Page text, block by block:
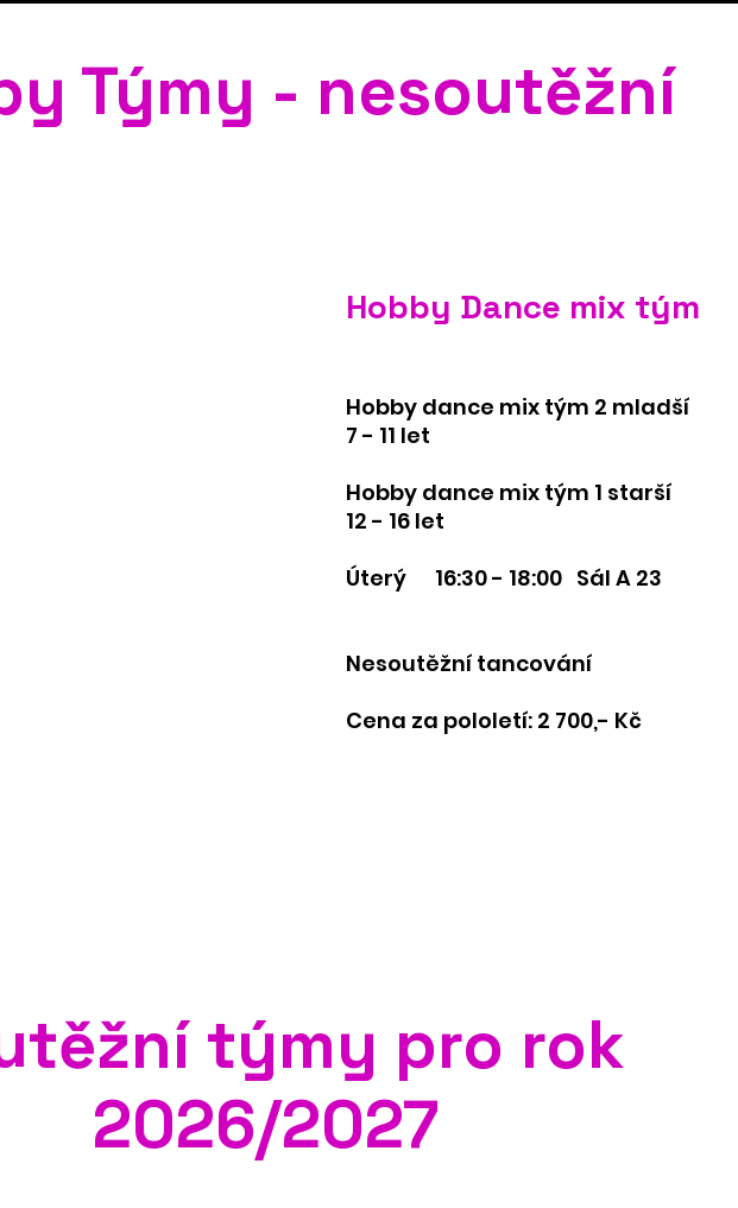
Týmy - nesoutěžní
Hobby Dance mix tým
​Hobby dance mix tým 2 mladší
7 - 11 let
Hobby dance mix tým 1 starší
12 - 16 let
Úterý 16:30 - 18:00 Sál A 23
​Nesoutěžní tancování
​Cena za pololetí: 2 700,- Kč
týmy pro rok
2026/2027